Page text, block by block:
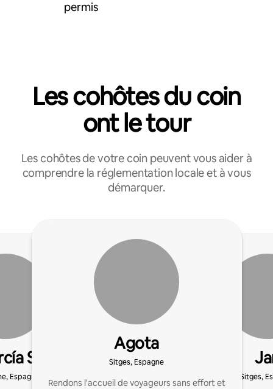
permis
Les cohôtes du coin
ont le tour
Les cohôtes de votre coin peuvent vous aider à
comprendre la réglementation locale et à vous
démarquer.
Sabio
Espagne
Agota
Sitges, Espagne
Rendons l'accueil de voyageurs sans effort et
Sitges,